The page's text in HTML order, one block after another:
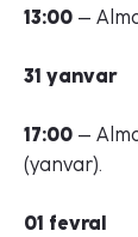
13:00 –
31 yanvar
17:00 –
(yanvar).
01 fevral